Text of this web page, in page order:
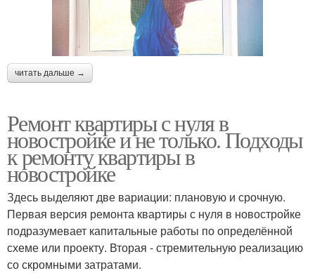
читать дальше →
Ремонт квартиры с нуля в
новостройке и не только. Подходы
к ремонту квартиры в
новостройке
Здесь выделяют две вариации: плановую и срочную.
Первая версия ремонта квартиры с нуля в новостройке
подразумевает капитальные работы по определённой
схеме или проекту. Вторая - стремительную реализацию
со скромными затратами.